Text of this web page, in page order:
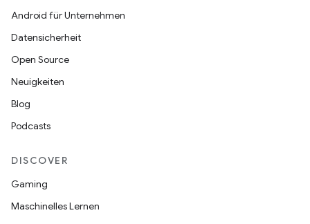
Android für Unternehmen
Datensicherheit
Open Source
Neuigkeiten
Blog
Podcasts
DISCOVER
Gaming
Maschinelles Lernen